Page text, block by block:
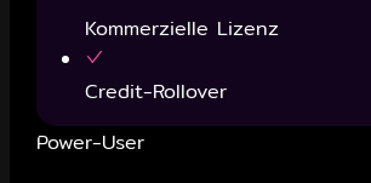
Kommerzielle Lizenz
Credit-Rollover
Power-User